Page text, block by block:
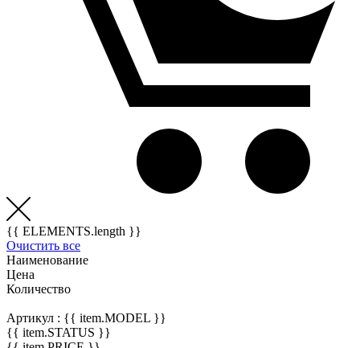
{{ ELEMENTS.length }}
Очистить все
Наименование
Цена
Количество
Артикул : {{ item.MODEL }}
{{ item.STATUS }}